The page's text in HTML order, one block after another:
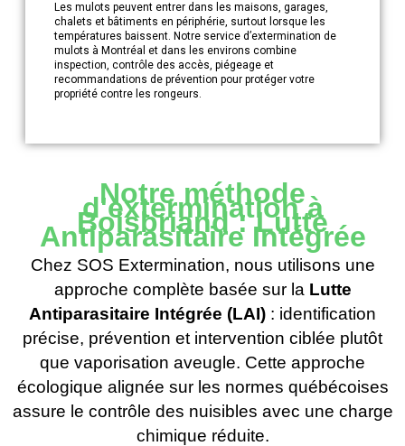
Les mulots peuvent entrer dans les maisons, garages,
chalets et bâtiments en périphérie, surtout lorsque les
températures baissent. Notre service d’extermination de
mulots à Montréal et dans les environs combine
inspection, contrôle des accès, piégeage et
recommandations de prévention pour protéger votre
propriété contre les rongeurs.
Notre méthode
d'extermination à
Boisbriand : Lutte
Antiparasitaire Intégrée
Chez SOS Extermination, nous utilisons une
approche complète basée sur la Lutte
Antiparasitaire Intégrée (LAI) : identification
précise, prévention et intervention ciblée plutôt
que vaporisation aveugle. Cette approche
écologique alignée sur les normes québécoises
assure le contrôle des nuisibles avec une charge
chimique réduite.